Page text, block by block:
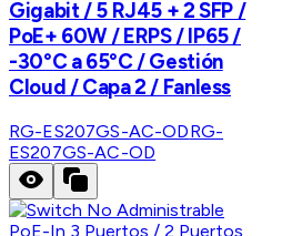
Gigabit / 5 RJ45 + 2 SFP /
PoE+ 60W / ERPS / IP65 /
-30°C a 65°C / Gestión
Cloud / Capa 2 / Fanless
RG-ES207GS-AC-ODRG-
ES207GS-AC-OD